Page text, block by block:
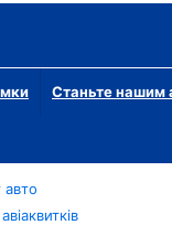
Станьте нашим
авто